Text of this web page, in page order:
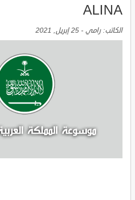
ALINA
الكاتب: رامي - 25 إبريل, 2021